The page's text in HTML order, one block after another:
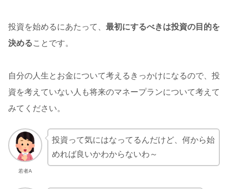
投資を始めるにあたって、 最初にするべきは投資の目的を
決めることです。
自分の人生とお金について考えるきっかけになるので、投
資を考えていない人も将来のマネープランについて考えて
みてください。
若者A
投資って気にはなってるんだけど、何から始
めれば良いかわからないわ～